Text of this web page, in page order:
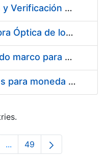
Servicio de Calibración y Verificación Externa de los Equipos de Medición del Servicio de Prevención de la FNMT-RCM
Conexión mediante Fibra Óptica de los Centros de Proceso de Datos (CPDs) de las sedes de la FNMT-RCM de Burgos y Madrid
Contratación de acuerdo marco para el Suministro de Material de Electricidad para la Fábrica Nacional de Moneda y Timbre-Real Casa de la Moneda en su centro de trabajo de Burgos
Suministro de estuches para moneda de 30 €
...Intermediate Pages Use
Page
49